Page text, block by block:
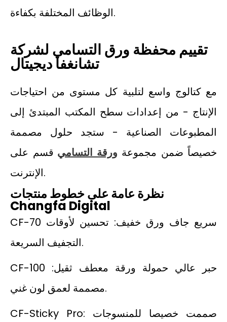
الوظائف المختلفة بكفاءة.
تقييم محفظة ورق التسامي لشركة
تشانغفا ديجيتال
مع كتالوج واسع لتلبية كل مستوى من احتياجات
الإنتاج - من إعدادات سطح المكتب المبتدئ إلى
المطبوعات الصناعية - ستجد حلول مصممة
خصيصاً ضمن مجموعة ورقة التسامي قسم على
الإنترنت.
نظرة عامة على خطوط منتجات
Changfa Digital
CF-70 سريع جاف ورق خفيف: تحسين لأوقات
التجفيف السريعة.
CF-100 حبر عالي حمولة ورقة معطف ثقيل:
مصممة لعمق لون غني.
CF-Sticky Pro: صممت خصيصا للمنسوجات